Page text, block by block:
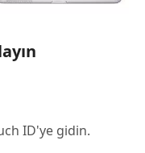
ID'ye gidin.